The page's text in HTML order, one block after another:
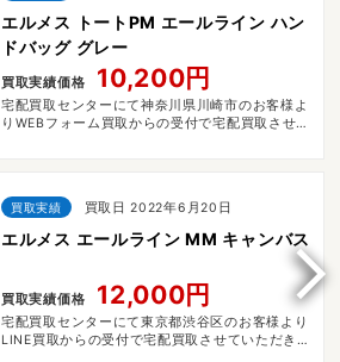
エルメス トートPM エールライン ハン
ドバッグ グレー
買取実績価格 10,200円
宅配買取センターにて神奈川県川崎市のお客様よ
りWEBフォーム買取からの受付で宅配買取させて
買取実績 買取日 2022年6月20日
エルメス エールライン MM キャンバス
買取実績価格 12,000円
宅配買取センターにて東京都渋谷区のお客様より
LINE買取からの受付で宅配買取させていただきま